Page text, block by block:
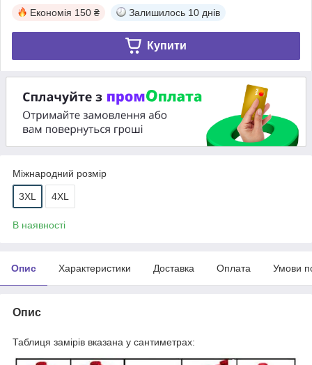
Економія 150 ₴ Залишилось 10 днів
Купити
Міжнародний розмір
3XL 4XL
В наявності
Опис Характеристики Доставка Оплата Умови
Опис
Таблиця замірів вказана у сантиметрах: